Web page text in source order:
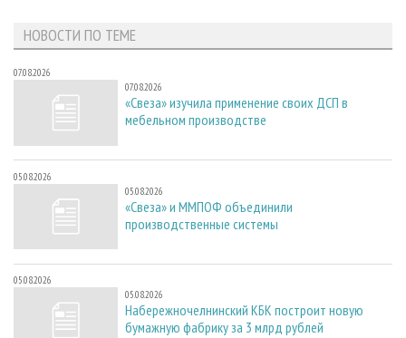
НОВОСТИ ПО ТЕМЕ
07.08.2026
07.08.2026
«Свеза» изучила применение своих ДСП в
мебельном производстве
05.08.2026
05.08.2026
«Свеза» и ММПОФ объединили
производственные системы
05.08.2026
05.08.2026
Набережночелнинский КБК построит новую
бумажную фабрику за 3 млрд рублей